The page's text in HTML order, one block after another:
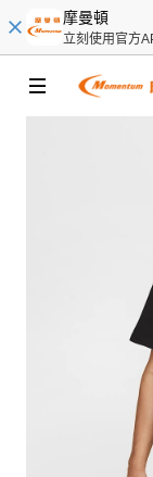
摩曼頓
立刻使用官方